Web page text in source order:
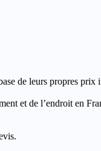
de leurs propres prix
et de l’endroit en